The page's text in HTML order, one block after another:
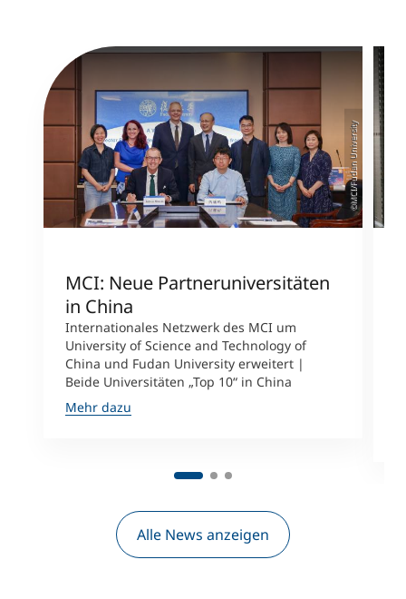
©MCI/Fudan University
MCI: Neue Partneruniversitäten
in China
Internationales Netzwerk des MCI um
University of Science and Technology of
China und Fudan University erweitert |
Beide Universitäten „Top 10“ in China
Mehr dazu
Alle News anzeigen